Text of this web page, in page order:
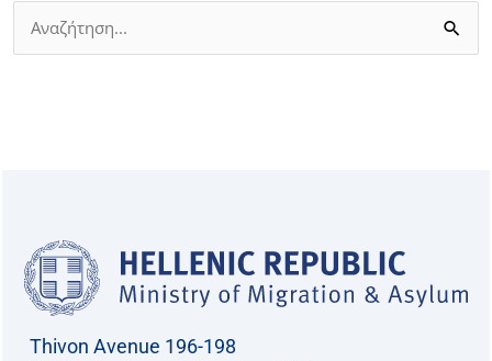
Search
for:
Thivon Avenue 196-198